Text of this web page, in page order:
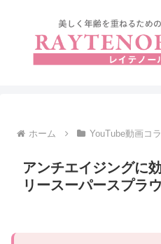
ホーム YouTube動画コ
アンチエイジングに
リースーパースプラ